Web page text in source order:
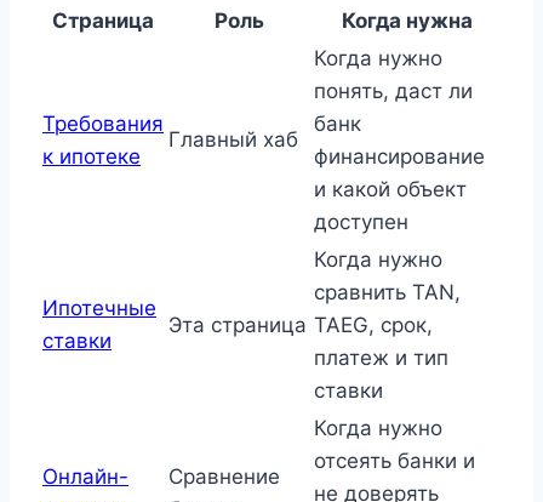
Страница Роль Когда нужна
Требования
к ипотеке
Главный хаб
Когда нужно
понять, даст ли
банк
финансирование
и какой объект
доступен
Ипотечные
ставки
Эта страница
Когда нужно
сравнить TAN,
TAEG, срок,
платеж и тип
ставки
Онлайн-
Сравнение
Когда нужно
отсеять банки и
не доверять